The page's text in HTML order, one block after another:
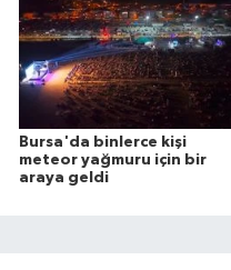
Bursa'da binlerce kişi
meteor yağmuru için bir
araya geldi